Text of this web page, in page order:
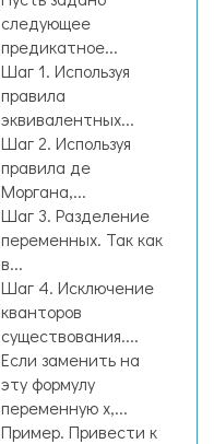
следующее
предикатное...
Шаг 1. Используя
правила
эквивалентных...
Шаг 2. Используя
правила де
Моргана,...
Шаг 3. Разделение
переменных. Так как
в...
Шаг 4. Исключение
кванторов
существования....
Если заменить на
эту формулу
переменную x,...
Пример. Привести к